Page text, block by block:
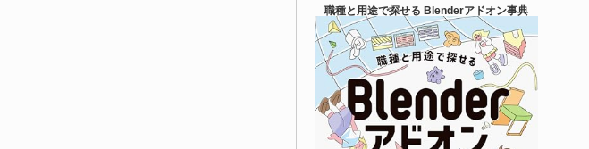
職種と用途で探せる Blenderアドオン事典